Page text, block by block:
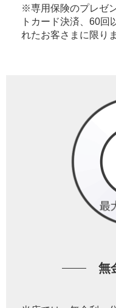
※専用保険のプレゼ
トカード決済、60回
れたお客さまに限り
無